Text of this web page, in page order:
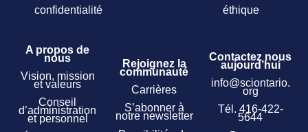
confidentialité
éthique
A propos de
nous
Vision, mission
et valeurs
Conseil
d’administration
et personnel
Rejoignez la
communauté
Carrières
S’abonner à
notre newsletter
Contactez nous
aujourd’hui
info@sciontario.
org
Tél. 416-422-
5644